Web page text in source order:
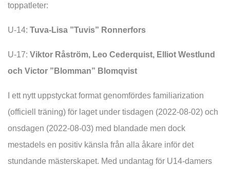
toppatleter:
U-14: Tuva-Lisa ”Tuvis” Ronnerfors
U-17: Viktor Råström, Leo Cederquist, Elliot Westlund
och Victor ”Blomman” Blomqvist
I ett nytt uppstyckat format genomfördes familiarization
(officiell träning) för laget under tisdagen (2022-08-02) och
onsdagen (2022-08-03) med blandade men dock
mestadels en positiv känsla från alla åkare inför det
stundande mästerskapet. Med undantag för U14-damers